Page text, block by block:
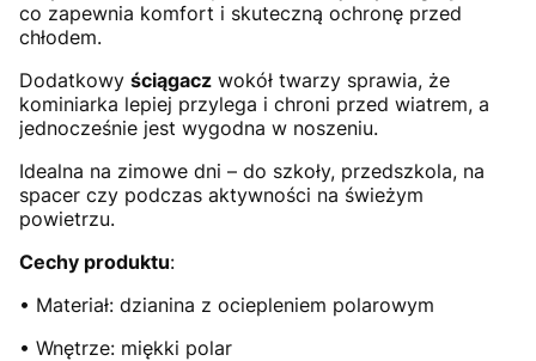
co zapewnia komfort i skuteczną ochronę przed
chłodem.
Dodatkowy ściągacz wokół twarzy sprawia, że
kominiarka lepiej przylega i chroni przed wiatrem, a
jednocześnie jest wygodna w noszeniu.
Idealna na zimowe dni – do szkoły, przedszkola, na
spacer czy podczas aktywności na świeżym
powietrzu.
Cechy produktu:
• Materiał: dzianina z ociepleniem polarowym
• Wnętrze: miękki polar